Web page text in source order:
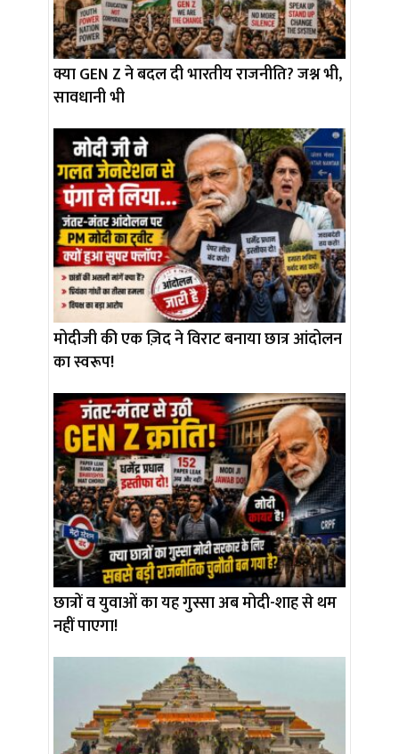
क्या GEN Z ने बदल दी भारतीय राजनीति? जश्न भी,
सावधानी भी
मोदीजी की एक ज़िद ने विराट बनाया छात्र आंदोलन
का स्वरूप!
छात्रों व युवाओं का यह गुस्सा अब मोदी-शाह से थम
नहीं पाएगा!